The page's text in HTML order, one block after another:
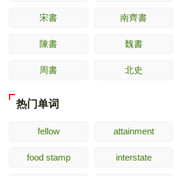
宋書 南齊書
陳書 魏書
周書 北史
热门单词
fellow attainment
food stamp interstate